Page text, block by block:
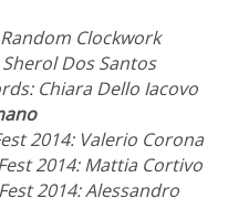
Clockwork
Dos Santos
Chiara Dello Iacovo
2014: Valerio Corona
2014: Mattia Cortivo
2014: Alessandro